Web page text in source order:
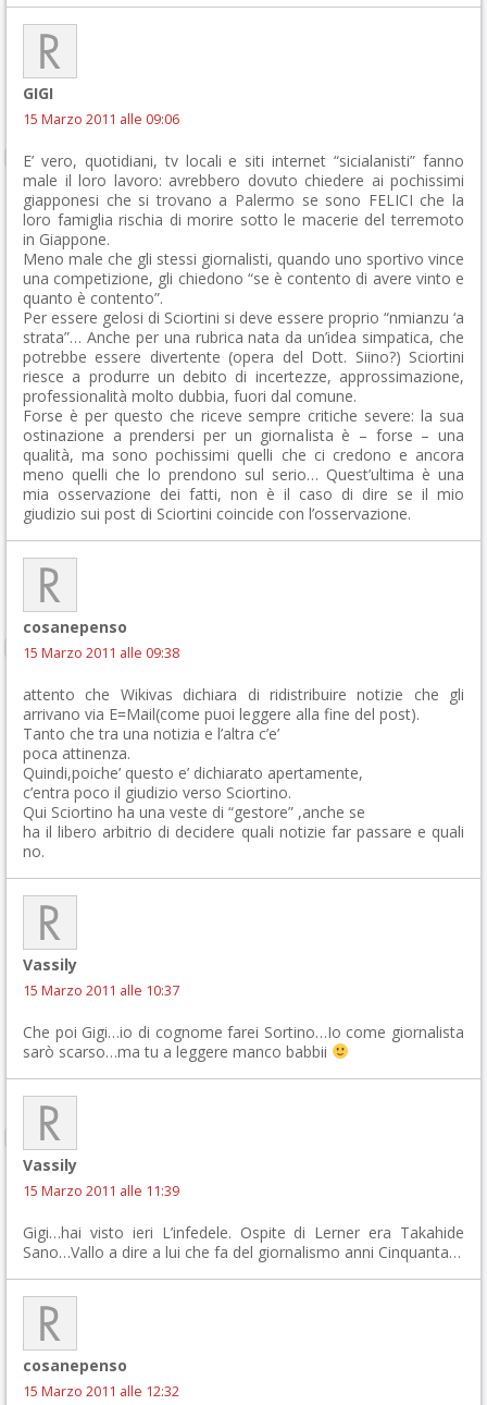
GIGI
15 Marzo 2011 alle 09:06
E’ vero, quotidiani, tv locali e siti internet “sicialanisti” fanno
male il loro lavoro: avrebbero dovuto chiedere ai pochissimi
giapponesi che si trovano a Palermo se sono FELICI che la
loro famiglia rischia di morire sotto le macerie del terremoto
in Giappone.
Meno male che gli stessi giornalisti, quando uno sportivo vince
una competizione, gli chiedono “se è contento di avere vinto e
quanto è contento”.
Per essere gelosi di Sciortini si deve essere proprio “nmianzu ‘a
strata”… Anche per una rubrica nata da un’idea simpatica, che
potrebbe essere divertente (opera del Dott. Siino?) Sciortini
riesce a produrre un debito di incertezze, approssimazione,
professionalità molto dubbia, fuori dal comune.
Forse è per questo che riceve sempre critiche severe: la sua
ostinazione a prendersi per un giornalista è – forse – una
qualità, ma sono pochissimi quelli che ci credono e ancora
meno quelli che lo prendono sul serio… Quest’ultima è una
mia osservazione dei fatti, non è il caso di dire se il mio
giudizio sui post di Sciortini coincide con l’osservazione.
cosanepenso
15 Marzo 2011 alle 09:38
attento che Wikivas dichiara di ridistribuire notizie che gli
arrivano via E=Mail(come puoi leggere alla fine del post).
Tanto che tra una notizia e l’altra c’e’
poca attinenza.
Quindi,poiche’ questo e’ dichiarato apertamente,
c’entra poco il giudizio verso Sciortino.
Qui Sciortino ha una veste di “gestore” ,anche se
ha il libero arbitrio di decidere quali notizie far passare e quali
no.
Vassily
15 Marzo 2011 alle 10:37
Che poi Gigi…io di cognome farei Sortino…Io come giornalista
sarò scarso…ma tu a leggere manco babbii
Vassily
15 Marzo 2011 alle 11:39
Gigi…hai visto ieri L’infedele. Ospite di Lerner era Takahide
Sano…Vallo a dire a lui che fa del giornalismo anni Cinquanta…
cosanepenso
15 Marzo 2011 alle 12:32